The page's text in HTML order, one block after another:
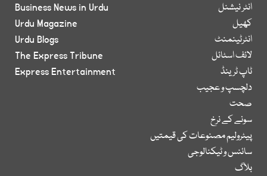
انٹر نیشنل
کھیل
انٹرٹینمنٹ
لائف اسٹائل
ٹاپ ٹرینڈ
دلچسپ و عجیب
صحت
سونے کے نرخ
پیٹرولیم مصنوعات کی قیمتیں
سائنس و ٹیکنالوجی
بلاگ
Business News in Urdu
Urdu Magazine
Urdu Blogs
The Express Tribune
Express Entertainment